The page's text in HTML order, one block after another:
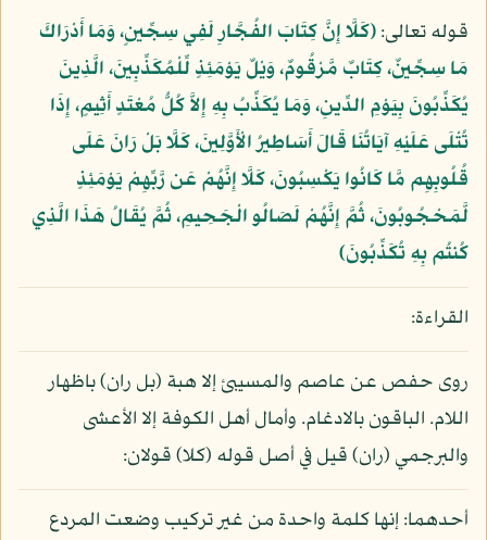
قوله تعالى:﴿كَلَّا إِنَّ كِتَابَ الفُجَّارِ لَفِي سِجِّينٍ، وَمَا أَدْرَاكَ
مَا سِجِّينٌ، كِتَابٌ مَّرْقُومٌ، وَيْلٌ يَوْمَئِذٍ لِّلْمُكَذِّبِينَ، الَّذِينَ
يُكَذِّبُونَ بِيَوْمِ الدِّينِ، وَمَا يُكَذِّبُ بِهِ إِلاَّ كُلُّ مُعْتَدٍ أَثِيمٍ، إِذَا
تُتْلَى عَلَيْهِ آيَاتُنَا قَالَ أَسَاطِيرُ الْأَوَّلِينَ، كَلَّا بَلْ رَانَ عَلَى
قُلُوبِهِم مَّا كَانُوا يَكْسِبُونَ، كَلَّا إِنَّهُمْ عَن رَّبِّهِمْ يَوْمَئِذٍ
لَّمَحْجُوبُونَ، ثُمَّ إِنَّهُمْ لَصَالُو الْجَحِيمِ، ثُمَّ يُقَالُ هَذَا الَّذِي
كُنتُم بِهِ تُكَذِّبُونَ﴾
القراءة:
روى حفص عن عاصم والمسيبئ إلا هبة (بل ران) باظهار
اللام. الباقون بالادغام. وأمال أهل الكوفة إلا الأعشى
والبرجمي (ران) قيل في أصل قوله (كلا) قولان:
أحدهما: إنها كلمة واحدة من غير تركيب وضعت المردع